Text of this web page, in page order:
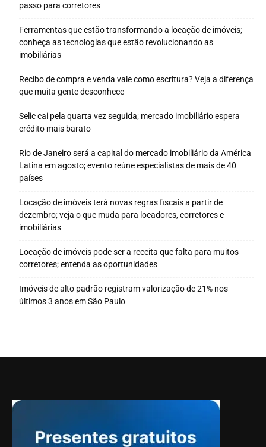
passo para corretores
Ferramentas que estão transformando a locação de imóveis;
conheça as tecnologias que estão revolucionando as
imobiliárias
Recibo de compra e venda vale como escritura? Veja a diferença
que muita gente desconhece
Selic cai pela quarta vez seguida; mercado imobiliário espera
crédito mais barato
Rio de Janeiro será a capital do mercado imobiliário da América
Latina em agosto; evento reúne especialistas de mais de 40
países
Locação de imóveis terá novas regras fiscais a partir de
dezembro; veja o que muda para locadores, corretores e
imobiliárias
Locação de imóveis pode ser a receita que falta para muitos
corretores; entenda as oportunidades
Imóveis de alto padrão registram valorização de 21% nos
últimos 3 anos em São Paulo